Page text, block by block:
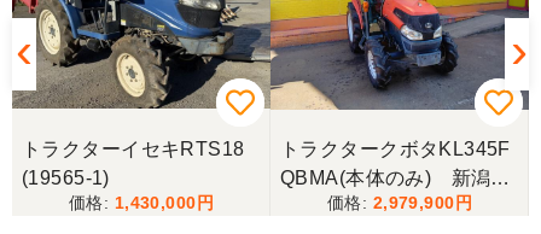
三重県／miraisann
写真と現物が違いすぎる
三重県／谷本勝美
こちらの、対応も、よく、大変、満足、です。
トラクターイセキRTS18
(19565-1)
1,430,000
トラクタークボタKL345F
QBMA(本体のみ) 新潟●
2,979,900